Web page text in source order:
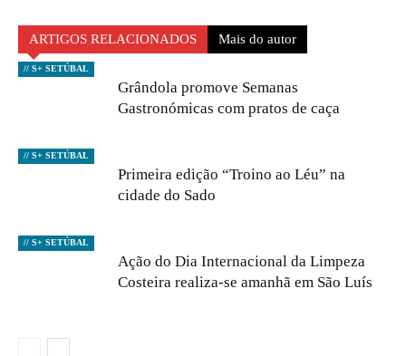
ARTIGOS RELACIONADOS Mais do autor
// S+ SETÚBAL
Grândola promove Semanas
Gastronómicas com pratos de caça
// S+ SETÚBAL
Primeira edição “Troino ao Léu” na
cidade do Sado
// S+ SETÚBAL
Ação do Dia Internacional da Limpeza
Costeira realiza-se amanhã em São Luís